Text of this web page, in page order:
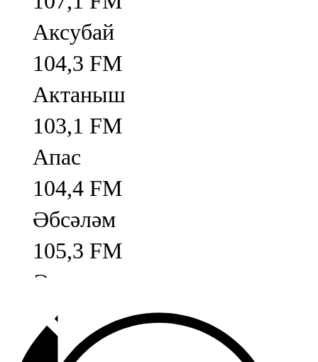
Аксубай
104,3 FM
Актаныш
103,1 FM
Апас
104,4 FM
Әбсәләм
105,3 FM
Әлмәт
92,9 FM
Базарлы матак